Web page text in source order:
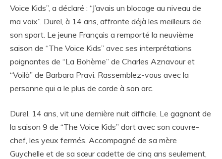
Voice Kids”, a déclaré : “J’avais un blocage au niveau de
ma voix”. Durel, à 14 ans, affronte déjà les meilleurs de
son sport. Le jeune Français a remporté la neuvième
saison de “The Voice Kids” avec ses interprétations
poignantes de “La Bohème” de Charles Aznavour et
“Voilà” de Barbara Pravi. Rassemblez-vous avec la
personne qui a le plus de corde à son arc.
Durel, 14 ans, vit une dernière nuit difficile. Le gagnant de
la saison 9 de “The Voice Kids” dort avec son couvre-
chef, les yeux fermés. Accompagné de sa mère
Guychelle et de sa sœur cadette de cinq ans seulement,